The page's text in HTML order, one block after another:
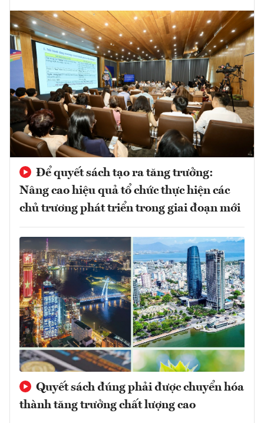
Để quyết sách tạo ra tăng trưởng:
Nâng cao hiệu quả tổ chức thực hiện các
chủ trương phát triển trong giai đoạn mới
Quyết sách đúng phải được chuyển hóa
thành tăng trưởng chất lượng cao